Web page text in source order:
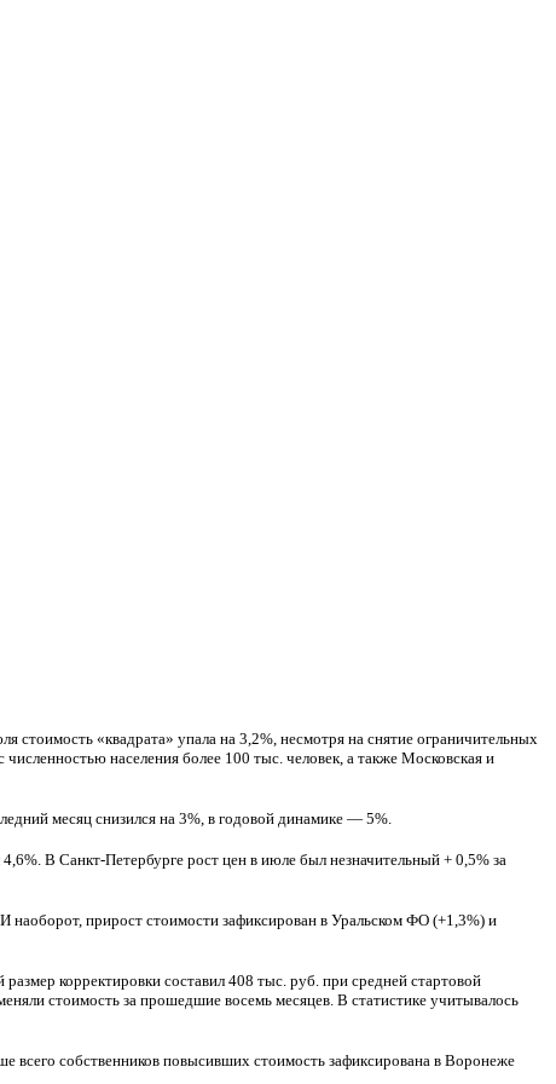
стоимость «квадрата» упала на 3,2%, несмотря на снятие ограничительных
населения более 100 тыс. человек, а также Московская и
месяц снизился на 3%, в годовой динамике — 5%.
В Санкт-Петербурге рост цен в июле был незначительный + 0,5% за
прирост стоимости зафиксирован в Уральском ФО (+1,3%) и
корректировки составил 408 тыс. руб. при средней стартовой
стоимость за прошедшие восемь месяцев. В статистике учитывалось
собственников повысивших стоимость зафиксирована в Воронеже